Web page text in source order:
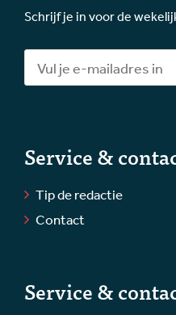
Schrijf je in voor de
Service &
Tip de redactie
Contact
Service &